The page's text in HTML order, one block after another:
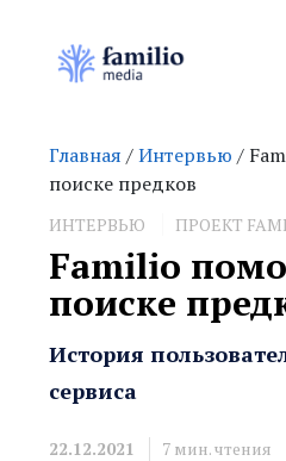
Главная /Интервью /
поиске предков
ИНТЕРВЬЮ ПРОЕКТ
Familio
поиске
История
сервиса
22.12.2021 7 мин. чтения